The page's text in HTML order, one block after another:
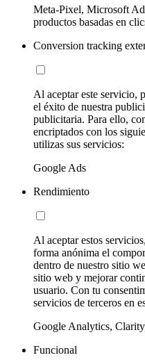
Meta-Pixel, Microsoft
productos basadas en
Conversion tracking
Al aceptar este servicio,
el éxito de nuestra
publicitaria. Para ello,
encriptados con los
utilizas sus servicios:
Google Ads
Rendimiento
Al aceptar estos
forma anónima el
dentro de nuestro sitio
sitio web y mejorar
usuario. Con tu
servicios de terceros en
Google Analytics,
Funcional